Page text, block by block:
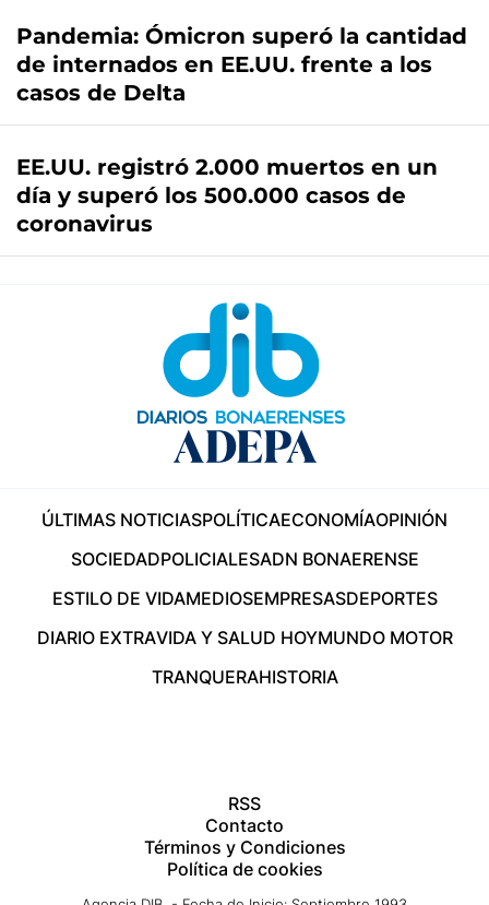
Pandemia: Ómicron superó la cantidad
de internados en EE.UU. frente a los
casos de Delta
EE.UU. registró 2.000 muertos en un
día y superó los 500.000 casos de
coronavirus
ÚLTIMAS NOTICIASPOLÍTICAECONOMÍAOPINIÓN
SOCIEDADPOLICIALESADN BONAERENSE
ESTILO DE VIDAMEDIOSEMPRESASDEPORTES
DIARIO EXTRAVIDA Y SALUD HOYMUNDO MOTOR
TRANQUERAHISTORIA
RSS
Contacto
Términos y Condiciones
Política de cookies